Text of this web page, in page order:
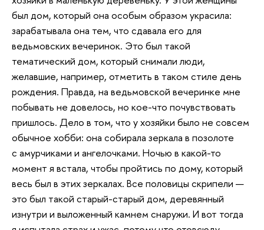
был дом, который она особым образом украсила:
зарабатывала она тем, что сдавала его для
ведьмовских вечеринок. Это был такой
тематический дом, который снимали люди,
желавшие, например, отметить в таком стиле день
рождения. Правда, на ведьмовской вечеринке мне
побывать не довелось, но кое-что почувствовать
пришлось. Дело в том, что у хозяйки было не совсем
обычное хобби: она собирала зеркала в позолоте
с амурчиками и ангелочками. Ночью в какой-то
момент я встала, чтобы пройтись по дому, который
весь был в этих зеркалах. Все половицы скрипели —
это был такой старый-старый дом, деревянный
изнутри и выложенный камнем снаружи. И вот тогда